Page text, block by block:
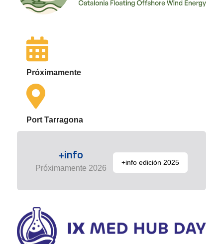
Próximamente
Port Tarragona
+info
Próximamente 2026
+info edición 2025